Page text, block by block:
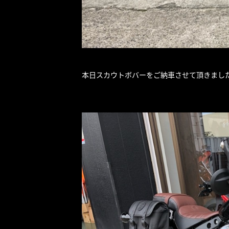
本日スカウトボバーをご納車させて頂きまし